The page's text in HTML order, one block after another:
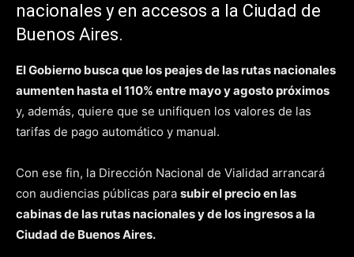
nacionales y en accesos a la Ciudad de
Buenos Aires.
El Gobierno busca que los peajes de las rutas nacionales
aumenten hasta el 110% entre mayo y agosto próximos
y, además, quiere que se unifiquen los valores de las
tarifas de pago automático y manual.
Con ese fin, la Dirección Nacional de Vialidad arrancará
con audiencias públicas para subir el precio en las
cabinas de las rutas nacionales y de los ingresos a la
Ciudad de Buenos Aires.